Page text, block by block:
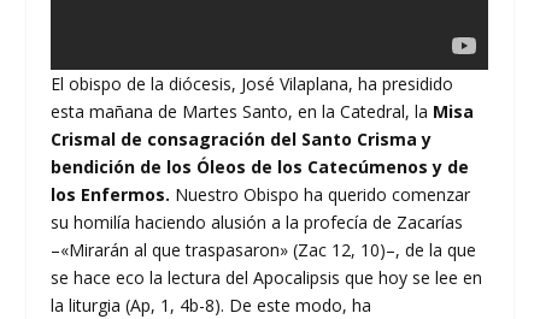
El obispo de la diócesis, José Vilaplana, ha presidido
esta mañana de Martes Santo, en la Catedral, la Misa
Crismal de consagración del Santo Crisma y
bendición de los Óleos de los Catecúmenos y de
los Enfermos. Nuestro Obispo ha querido comenzar
su homilía haciendo alusión a la profecía de Zacarías
–«Mirarán al que traspasaron» (Zac 12, 10)–, de la que
se hace eco la lectura del Apocalipsis que hoy se lee en
la liturgia (Ap, 1, 4b-8). De este modo, ha